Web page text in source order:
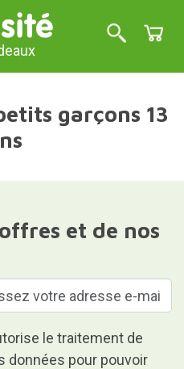
garçons 13
et de nos
le traitement de
données pour pouvoir